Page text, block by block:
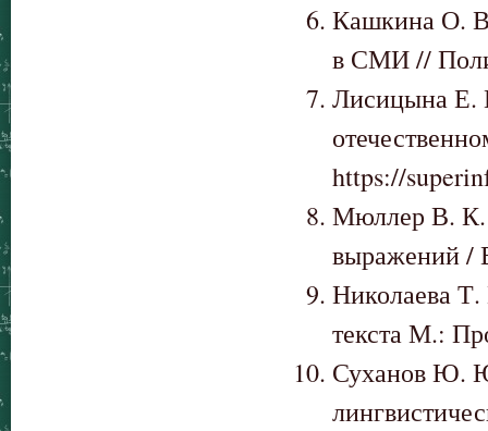
Кашкина О.
в СМИ //
Лисицына Е.
https://
Мюллер В. К.
выражений /
Николаева
текста М.:
Суханов Ю.